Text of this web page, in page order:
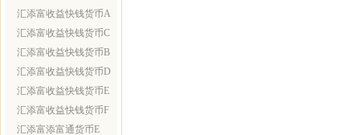
汇添富收益快钱货币A
汇添富收益快钱货币C
汇添富收益快钱货币B
汇添富收益快钱货币D
汇添富收益快钱货币E
汇添富收益快钱货币F
汇添富添富通货币E